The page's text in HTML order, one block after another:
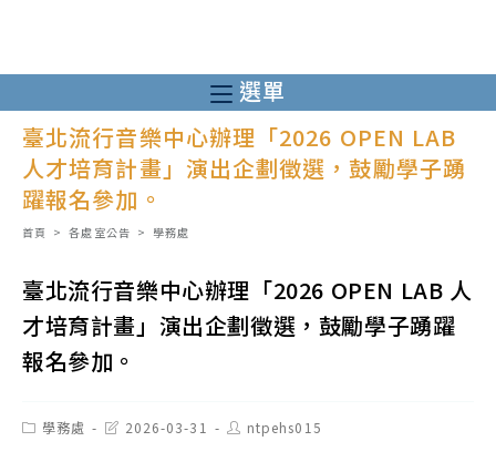
至
主
選單
臺北流行音樂中心辦理「2026 OPEN LAB
人才培育計畫」演出企劃徵選，鼓勵學子踴
躍報名參加。
首頁 > 各處室公告 > 學務處
臺北流行音樂中心辦理「2026 OPEN LAB 人
才培育計畫」演出企劃徵選，鼓勵學子踴躍
報名參加。
Post學務處
Post2026-03-31
Post
author:
ntpehs015